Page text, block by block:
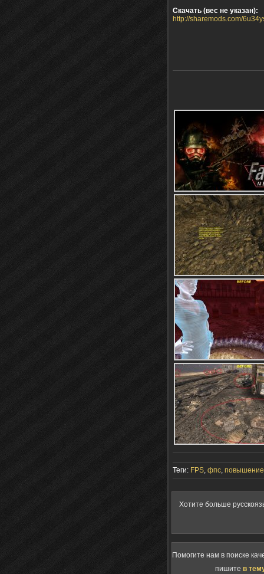
Скачать (вес не указан):
http://sharemods.com/
Теги: FPS, фпс, повышение
Хотите больше
Помогите нам в поиске
пишите в